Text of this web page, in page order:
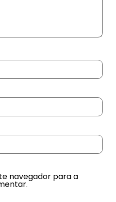
navegador para a